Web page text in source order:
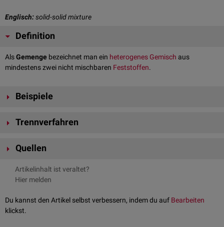
Englisch:solid-solid mixture
Definition
AlsGemenge bezeichnet man ein heterogenes Gemisch aus
mindestens zwei nicht mischbaren Feststoffen.
Beispiele
verunreinigteErze
Ledeburit
Terrazzoplatten
Trennverfahren
seine Phasen trennen:
Sieben
Flotation
Schwimm-/Sinkverfahren
Elektrostatische Trennung
Quellen
Mortimer, Charles E: Das Basiswissen der Chemie, Thieme Verlag
Stuttgart, 12. Auflage, 2015
Artikelinhalt ist veraltet?
Hier melden
Du kannst den Artikel selbst verbessern, indem du auf Bearbeiten
klickst.